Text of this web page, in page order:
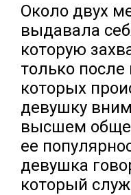
Около двух
выдавала
которую
только
которых
девушку
высшем
ее
девушка
который